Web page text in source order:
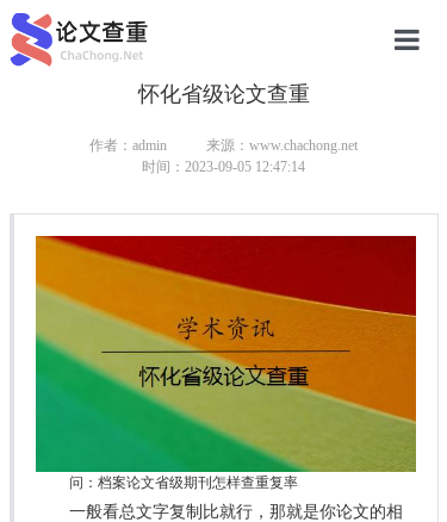
研究生论
博士论文
怀化省级论文查重
作者：admin
来源：www.chachong.net
时间：2023-09-05 12:47:14
问：档案论文省级期刊怎样查重复率
一般看总文字复制比就行，那就是你论文的相